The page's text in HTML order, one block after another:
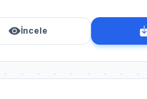
İncele